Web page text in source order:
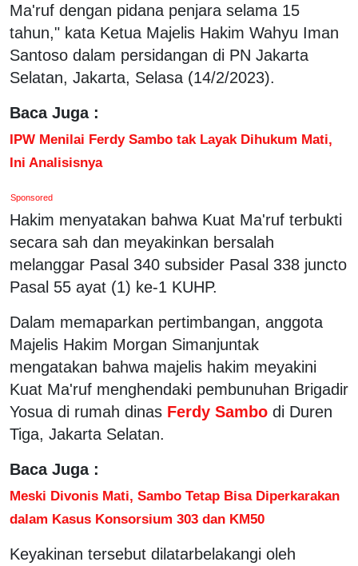
Ma'ruf dengan pidana penjara selama 15
tahun," kata Ketua Majelis Hakim Wahyu Iman
Santoso dalam persidangan di PN Jakarta
Selatan, Jakarta, Selasa (14/2/2023).
Baca Juga :
IPW Menilai Ferdy Sambo tak Layak Dihukum Mati,
Ini Analisisnya
Sponsored
Hakim menyatakan bahwa Kuat Ma'ruf terbukti
secara sah dan meyakinkan bersalah
melanggar Pasal 340 subsider Pasal 338 juncto
Pasal 55 ayat (1) ke-1 KUHP.
Dalam memaparkan pertimbangan, anggota
Majelis Hakim Morgan Simanjuntak
mengatakan bahwa majelis hakim meyakini
Kuat Ma'ruf menghendaki pembunuhan Brigadir
Yosua di rumah dinas Ferdy Sambo di Duren
Tiga, Jakarta Selatan.
Baca Juga :
Meski Divonis Mati, Sambo Tetap Bisa Diperkarakan
dalam Kasus Konsorsium 303 dan KM50
Keyakinan tersebut dilatarbelakangi oleh